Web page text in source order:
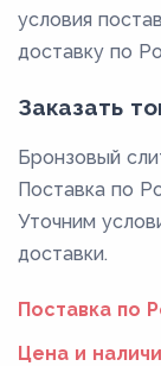
условия
доставку по
Заказать
Бронзовый
Поставка по
Уточним
доставки.
Поставка по
Цена и